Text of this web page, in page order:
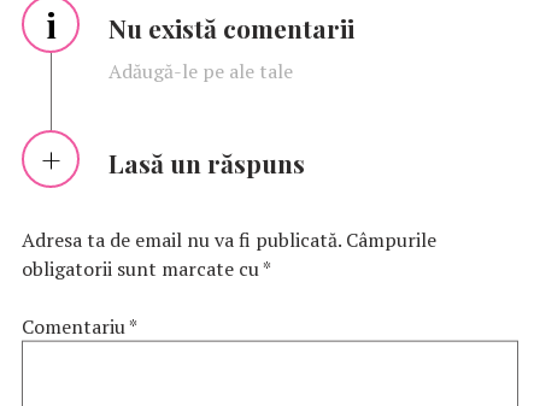
i Nu există comentarii
Adăugă-le pe ale tale
Lasă un răspuns
Adresa ta de email nu va fi publicată. Câmpurile
obligatorii sunt marcate cu*
Comentariu*